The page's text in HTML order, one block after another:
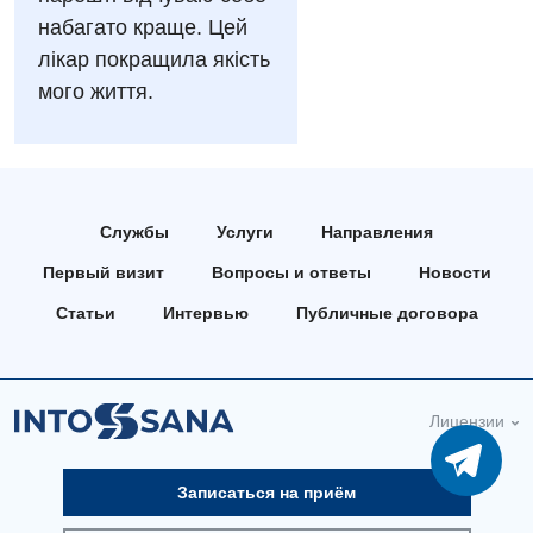
Андрология
Бесплатные услуги
Гематология
Дерматовенерология
Кардиология
Маммология
Неврология
Русский
набагато краще. Цей
лікар покращила якість
мого життя.
Службы Услуги Направления
Первый визит Вопросы и ответы Новости
Статьи Интервью Публичные договора
Лицензии
Записаться на приём